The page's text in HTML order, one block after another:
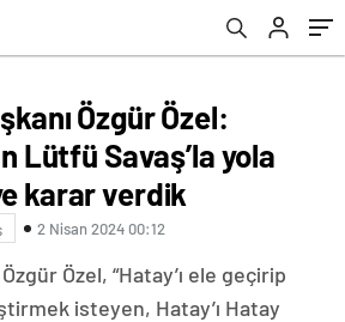
Özgür Özel:
Lütfü Savaş’la yola
karar verdik
2 Nisan 2024 00:12
Özel, “Hatay’ı ele geçirip
isteyen, Hatay’ı Hatay